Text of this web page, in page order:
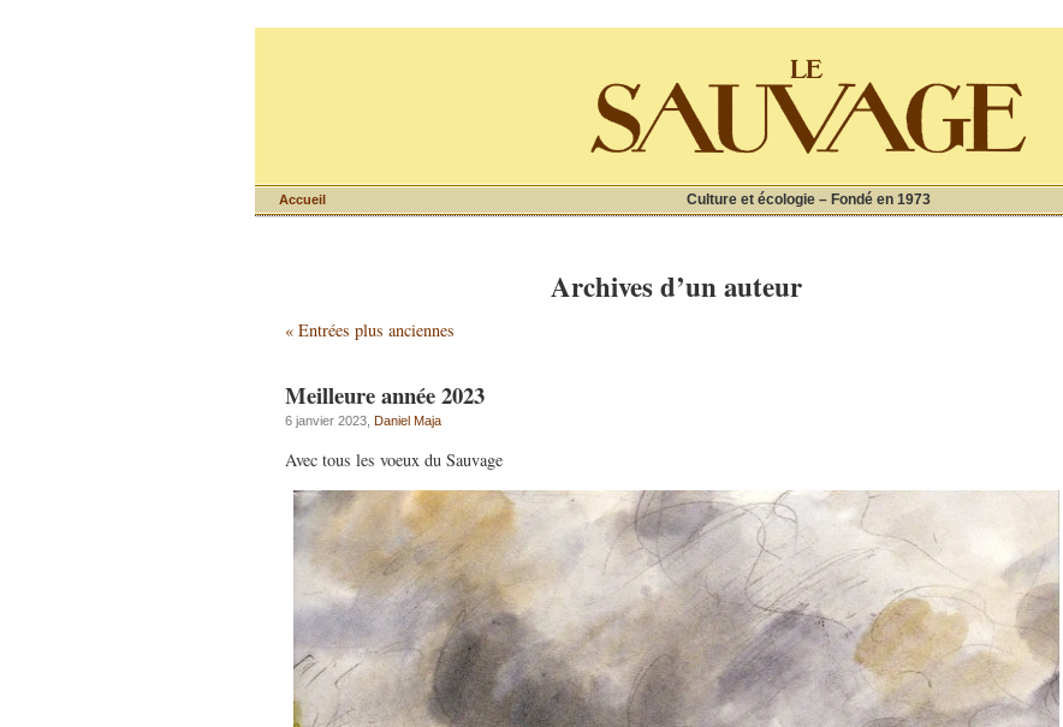
Culture et écologie – Fondé en 1973
Accueil
Archives d’un auteur
« Entrées plus anciennes
Meilleure année 2023
6 janvier 2023, Daniel Maja
Avec tous les voeux du Sauvage